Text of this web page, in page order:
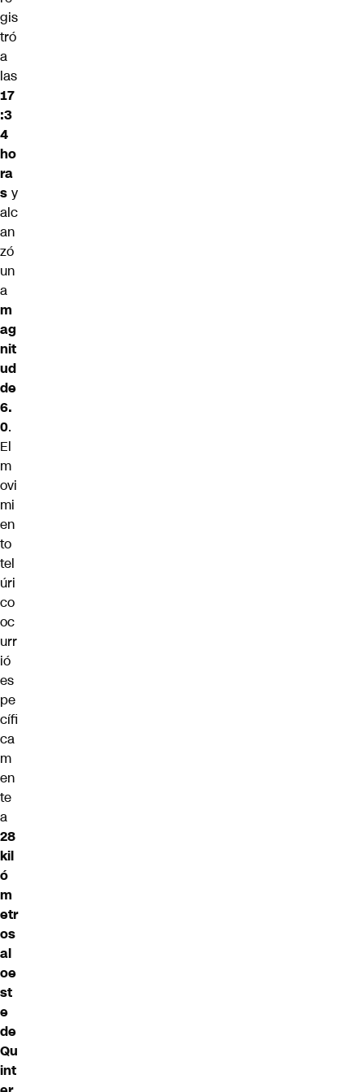
gis
tró
a
las
17
:3
4
ho
ra
s y
alc
an
zó
un
a
m
ag
nit
ud
de
6.
0.
El
m
ovi
mi
en
to
tel
úri
co
oc
urr
ió
es
pe
cífi
ca
m
en
te
a
28
kil
ó
m
etr
os
al
oe
st
e
de
Qu
int